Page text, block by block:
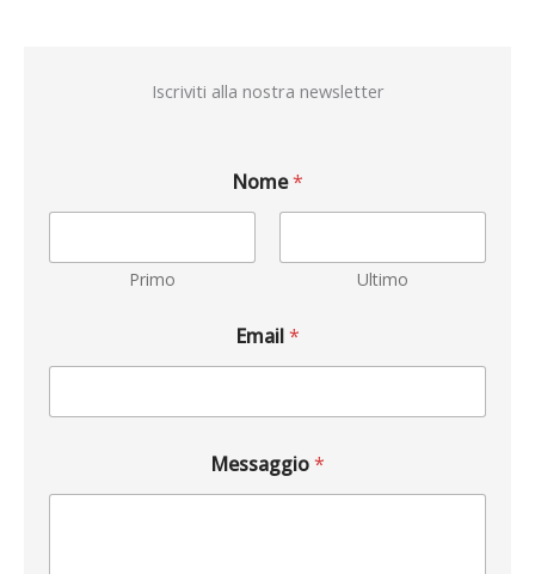
Iscriviti alla nostra newsletter
Nome*
Primo Ultimo
Email*
Messaggio*